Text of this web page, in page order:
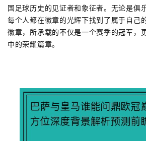
国足球历史的见证者和象征者。无论是俱
每个人都在徽章的光辉下找到了属于自己
徽章，所承载的不仅是一个赛季的冠军，
中的荣耀篇章。